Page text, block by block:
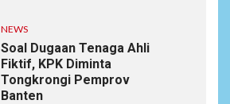
NEWS
Soal Dugaan Tenaga Ahli
Fiktif, KPK Diminta
Tongkrongi Pemprov
Banten